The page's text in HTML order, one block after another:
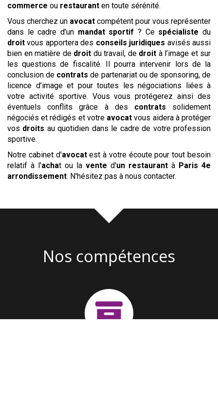
commerce ou restaurant en toute sérénité.
Vous cherchez un avocat compétent pour vous représenter
dans le cadre d’un mandat sportif ? Ce spécialiste du
droit vous apportera des conseils juridiques avisés aussi
bien en matière de droit du travail, de droit à l’image et sur
les questions de fiscalité. Il pourra intervenir lors de la
conclusion de contrats de partenariat ou de sponsoring, de
licence d’image et pour toutes les négociations liées à
votre activité sportive. Vous vous protégerez ainsi des
éventuels conflits grâce à des contrats solidement
négociés et rédigés et votre avocat vous aidera à protéger
vos droits au quotidien dans le cadre de votre profession
sportive.
Notre cabinet d'avocatest à votre écoute pour tout besoin
relatif à l'achat ou la vente d'un restaurant à Paris 4e
arrondissement. N'hésitez pas à nous contacter.
Nos compétences